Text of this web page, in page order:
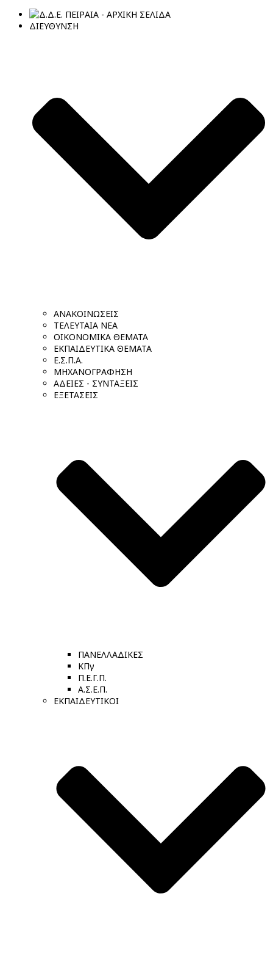
ΔΙΕΥΘΥΝΣΗ
ΑΝΑΚΟΙΝΩΣΕΙΣ
ΤΕΛΕΥΤΑΙΑ ΝΕΑ
ΟΙΚΟΝΟΜΙΚΑ ΘΕΜΑΤΑ
ΕΚΠΑΙΔΕΥΤΙΚΑ ΘΕΜΑΤΑ
Ε.Σ.Π.Α.
ΜΗΧΑΝΟΓΡΑΦΗΣΗ
ΑΔΕΙΕΣ - ΣΥΝΤΑΞΕΙΣ
ΕΞΕΤΑΣΕΙΣ
ΠΑΝΕΛΛΑΔΙΚΕΣ
ΚΠγ
Π.Ε.Γ.Π.
Α.Σ.Ε.Π.
ΕΚΠΑΙΔΕΥΤΙΚΟΙ